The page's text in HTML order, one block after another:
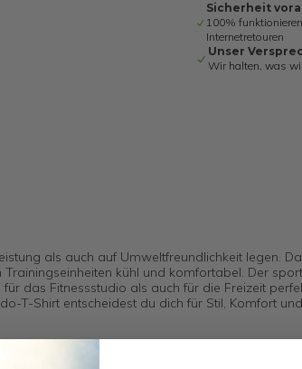
Sicherheit
100%
Internetretouren
Unser
Wir halten, was
als auch auf Umweltfreundlichkeit legen.
kühl und komfortabel. Der
das Fitnessstudio als auch für die Freizeit
T-Shirt entscheidest du dich für Stil, Komfort und